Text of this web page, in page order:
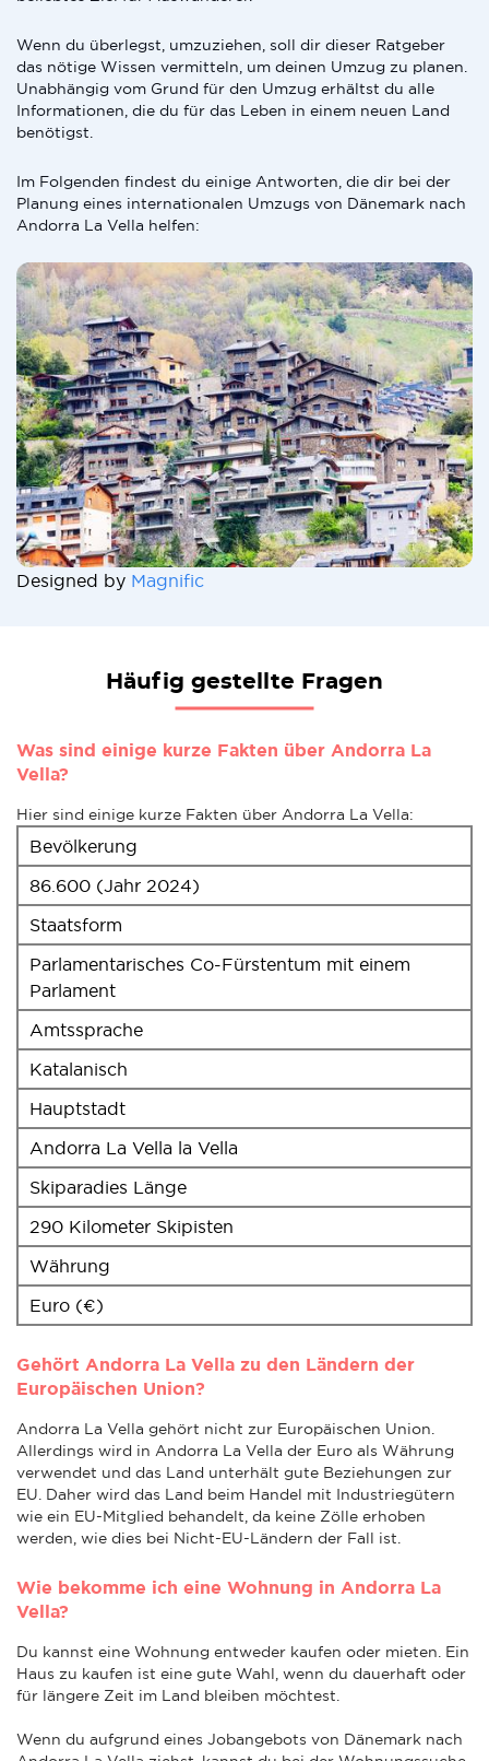
Wenn du überlegst, umzuziehen, soll dir dieser Ratgeber
das nötige Wissen vermitteln, um deinen Umzug zu planen.
Unabhängig vom Grund für den Umzug erhältst du alle
Informationen, die du für das Leben in einem neuen Land
benötigst.
Im Folgenden findest du einige Antworten, die dir bei der
Planung eines internationalen Umzugs von Dänemark nach
Andorra La Vella helfen:
Designed by Magnific
Häufig gestellte Fragen
Was sind einige kurze Fakten über Andorra La
Vella?
Hier sind einige kurze Fakten über Andorra La Vella:
Bevölkerung
86.600 (Jahr 2024)
Staatsform
Parlamentarisches Co-Fürstentum mit einem
Parlament
Amtssprache
Katalanisch
Hauptstadt
Andorra La Vella la Vella
Skiparadies Länge
290 Kilometer Skipisten
Währung
Euro (€)
Gehört Andorra La Vella zu den Ländern der
Europäischen Union?
Andorra La Vella gehört nicht zur Europäischen Union.
Allerdings wird in Andorra La Vella der Euro als Währung
verwendet und das Land unterhält gute Beziehungen zur
EU. Daher wird das Land beim Handel mit Industriegütern
wie ein EU-Mitglied behandelt, da keine Zölle erhoben
werden, wie dies bei Nicht-EU-Ländern der Fall ist.
Wie bekomme ich eine Wohnung in Andorra La
Vella?
Du kannst eine Wohnung entweder kaufen oder mieten. Ein
Haus zu kaufen ist eine gute Wahl, wenn du dauerhaft oder
für längere Zeit im Land bleiben möchtest.
Wenn du aufgrund eines Jobangebots von Dänemark nach